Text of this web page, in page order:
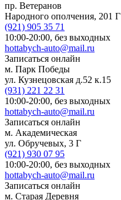
пр. Ветеранов
Народного ополчения, 201 Г
(921) 905 35 71
10:00-20:00, без выходных
hottabych-auto@mail.ru
Записаться онлайн
м. Парк Победы
ул. Кузнецовская д.52 к.15
(931) 221 22 31
10:00-20:00, без выходных
hottabych-auto@mail.ru
Записаться онлайн
м. Академическая
ул. Обручевых, 3 Г
(921) 930 07 95
10:00-20:00, без выходных
hottabych-auto@mail.ru
Записаться онлайн
м. Старая Деревня